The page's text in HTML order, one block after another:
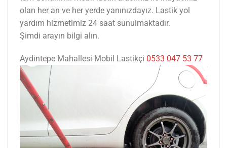
olan her an ve her yerde yanınızdayız. Lastik yol
yardım hizmetimiz 24 saat sunulmaktadır.
Şimdi arayın bilgi alın.
Aydintepe Mahallesi Mobil Lastikçi 0533 047 53 77